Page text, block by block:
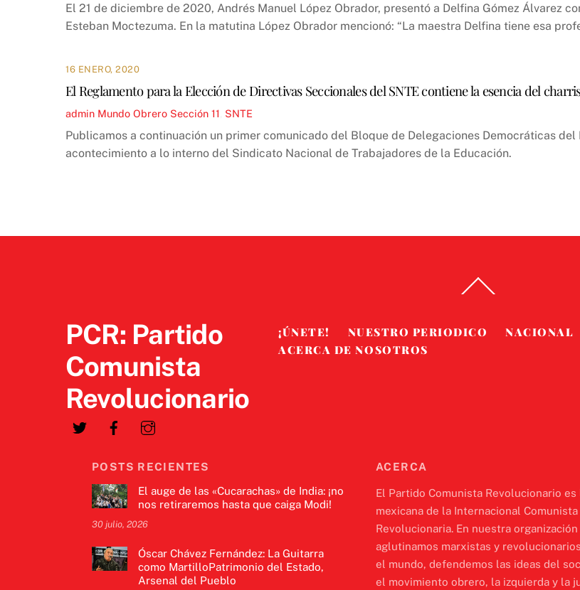
El 21 de diciembre de 2020, Andrés Manuel López Obrador, presentó a Delfina Gómez Álvarez
Esteban Moctezuma. En la matutina López Obrador mencionó: “La maestra Delfina tiene esa
16 ENERO, 2020
El Reglamento para la Elección de Directivas Seccionales del SNTE contiene la esencia del
admin Mundo Obrero Sección 11 SNTE
Publicamos a continuación un primer comunicado del Bloque de Delegaciones Democráticas del
acontecimiento a lo interno del Sindicato Nacional de Trabajadores de la Educación.
To
PCR: Partido
Comunista
Revolucionario
¡ÚNETE! NUESTRO PERIODICO NACIONAL
ACERCA DE NOSOTROS
POSTS RECIENTES
El auge de las «Cucarachas» de India: ¡no
nos retiraremos hasta que caiga Modi!
30 julio, 2026
Óscar Chávez Fernández: La Guitarra
como MartilloPatrimonio del Estado,
Arsenal del Pueblo
ACERCA
El Partido Comunista Revolucionario es
mexicana de la Internacional Comunista
Revolucionaria. En nuestra organización
aglutinamos marxistas y
el mundo, defendemos las ideas del
el movimiento obrero, la izquierda y la